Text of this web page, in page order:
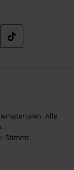
Alle
Stimmt